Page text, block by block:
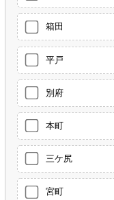
箱田
平戸
別府
本町
三ケ尻
宮町